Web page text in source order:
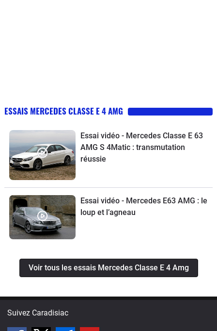
ESSAIS MERCEDES CLASSE E 4 AMG
Essai vidéo - Mercedes Classe E 63
AMG S 4Matic : transmutation
réussie
Essai vidéo - Mercedes E63 AMG : le
loup et l’agneau
Voir tous les essais Mercedes Classe E 4 Amg
Suivez Caradisiac